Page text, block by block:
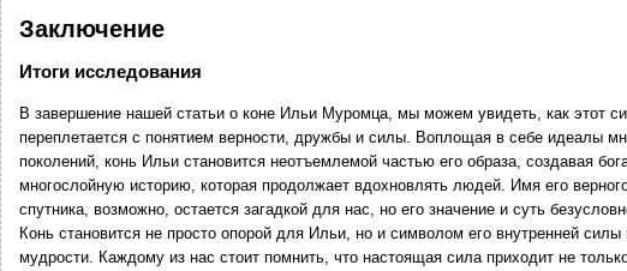
Заключение
Итоги исследования
В завершение нашей статьи о коне Ильи Муромца, мы можем увидеть, как этот
переплетается с понятием верности, дружбы и силы. Воплощая в себе идеалы
поколений, конь Ильи становится неотъемлемой частью его образа, создавая
многослойную историю, которая продолжает вдохновлять людей. Имя его
спутника, возможно, остается загадкой для нас, но его значение и суть
Конь становится не просто опорой для Ильи, но и символом его внутренней силы
мудрости. Каждому из нас стоит помнить, что настоящая сила приходит не